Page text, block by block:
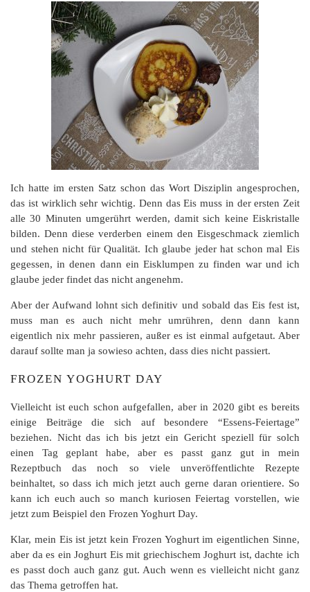
Ich hatte im ersten Satz schon das Wort Disziplin angesprochen,
das ist wirklich sehr wichtig. Denn das Eis muss in der ersten Zeit
alle 30 Minuten umgerührt werden, damit sich keine Eiskristalle
bilden. Denn diese verderben einem den Eisgeschmack ziemlich
und stehen nicht für Qualität. Ich glaube jeder hat schon mal Eis
gegessen, in denen dann ein Eisklumpen zu finden war und ich
glaube jeder findet das nicht angenehm.
Aber der Aufwand lohnt sich definitiv und sobald das Eis fest ist,
muss man es auch nicht mehr umrühren, denn dann kann
eigentlich nix mehr passieren, außer es ist einmal aufgetaut. Aber
darauf sollte man ja sowieso achten, dass dies nicht passiert.
FROZEN YOGHURT DAY
Vielleicht ist euch schon aufgefallen, aber in 2020 gibt es bereits
einige Beiträge die sich auf besondere “Essens-Feiertage”
beziehen. Nicht das ich bis jetzt ein Gericht speziell für solch
einen Tag geplant habe, aber es passt ganz gut in mein
Rezeptbuch das noch so viele unveröffentlichte Rezepte
beinhaltet, so dass ich mich jetzt auch gerne daran orientiere. So
kann ich euch auch so manch kuriosen Feiertag vorstellen, wie
jetzt zum Beispiel den Frozen Yoghurt Day.
Klar, mein Eis ist jetzt kein Frozen Yoghurt im eigentlichen Sinne,
aber da es ein Joghurt Eis mit griechischem Joghurt ist, dachte ich
es passt doch auch ganz gut. Auch wenn es vielleicht nicht ganz
das Thema getroffen hat.